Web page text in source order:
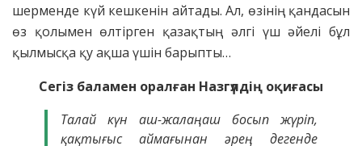
шерменде күй кешкенін айтады. Ал, өзінің қандасын
өз қолымен өлтірген қазақтың әлгі үш әйелі бұл
қылмысқа қу ақша үшін барыпты…
Сегіз баламен оралған Назгүлдің оқиғасы
Талай күн аш-жалаңаш босып жүріп,
қақтығыс аймағынан әрең дегенде